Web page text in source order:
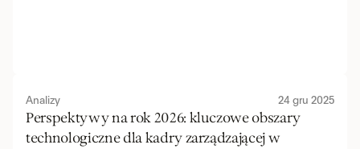
Analizy 24 gru 2025
Perspektywy na rok 2026: kluczowe obszary
technologiczne dla kadry zarządzającej w